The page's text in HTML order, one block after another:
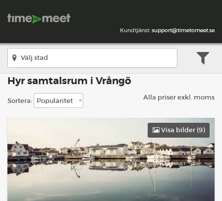
Kundtjänst: support@timetomeet.se
Hyr samtalsrum i Vrångö
Sortera: Alla priser exkl. moms
Visa bilder (9)